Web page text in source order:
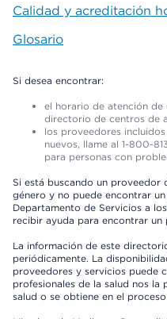
Calidad y acreditación
Glosario
Si desea encontrar:
el horario de atención de
directorio de centros de
los proveedores
nuevos, llame al 1-800-
para personas con
Si está buscando un
género y no puede encontrar
Departamento de Servicios a
recibir ayuda para encontrar
La información de este
periódicamente. La
proveedores y servicios puede
profesionales de la salud nos
salud o se obtiene en el